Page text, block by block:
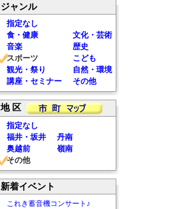
ジャンル
指定なし
食・健康
文化・芸術
音楽
歴史
スポーツ
こども
観光・祭り
自然・環境
講座・セミナー
その他
地 区
指定なし
福井・坂井
丹南
奥越前
嶺南
その他
新着イベント
これき蓄音機コンサート♪